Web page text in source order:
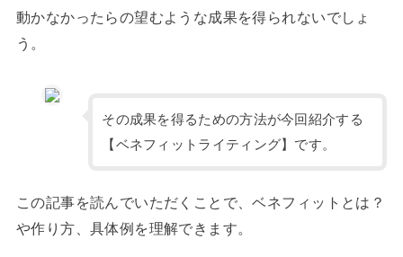
動かなかったらの望むような成果を得られないでしょ
う。
その成果を得るための方法が今回紹介する
【ベネフィットライティング】です。
この記事を読んでいただくことで、ベネフィットとは？
や作り方、具体例を理解できます。